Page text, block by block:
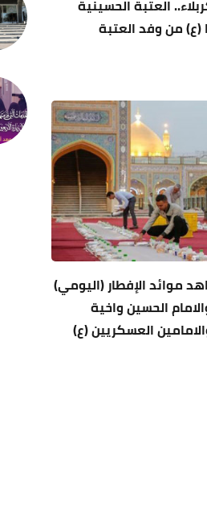
العتبة الحسينية
(ع) من وفد العتبة
موائد الإفطار (اليومي)
الحسين واخية
العسكريين (ع)